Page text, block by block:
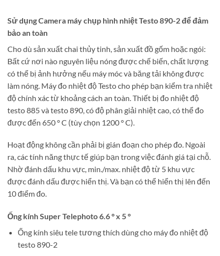
Sử dụng Camera máy chụp hình nhiệt Testo 890-2 để đảm
bảo an toàn
Cho dù sản xuất chai thủy tinh, sản xuất đồ gốm hoặc ngói:
Bất cứ nơi nào nguyên liệu nóng được chế biến, chất lượng
có thể bị ảnh hưởng nếu máy móc và băng tải không được
làm nóng. Máy đo nhiệt độ Testo cho phép bạn kiểm tra nhiệt
độ chính xác từ khoảng cách an toàn. Thiết bị đo nhiệt độ
testo 885 và testo 890, có độ phân giải nhiệt cao, có thể đo
được đến 650 ° C (tùy chọn 1200 ° C).
Hoạt động không cần phải bị gián đoạn cho phép đo. Ngoài
ra, các tính năng thực tế giúp bạn trong việc đánh giá tại chỗ.
Nhờ đánh dấu khu vực, min./max. nhiệt độ từ 5 khu vực
được đánh dấu được hiển thị. Và bạn có thể hiển thị lên đến
10 điểm đo.
Ống kính Super Telephoto 6.6 ° x 5 °
Ống kính siêu tele tương thích dùng cho máy đo nhiệt độ
testo 890-2